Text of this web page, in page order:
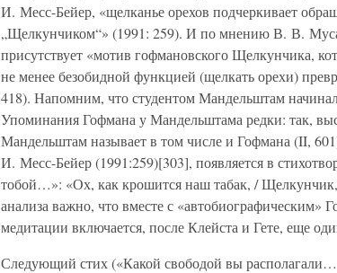
И. Месс-Бейер, «щелканье орехов подчеркивает
„Щелкунчиком“» (1991: 259). И по мнению В. В.
присутствует «мотив гофмановского Щелкунчика,
не менее безобидной функцией (щелкать орехи)
418). Напомним, что студентом Мандельштам
Упоминания Гофмана у Мандельштама редки: так,
Мандельштам называет в том числе и Гофмана (II,
И. Месс-Бейер (1991:259)[303], появляется в
тобой…»: «Ох, как крошится наш табак, /
анализа важно, что вместе с «автобиографическим»
медитации включается, после Клейста и Гете, еще
Следующий стих («Какой свободой вы